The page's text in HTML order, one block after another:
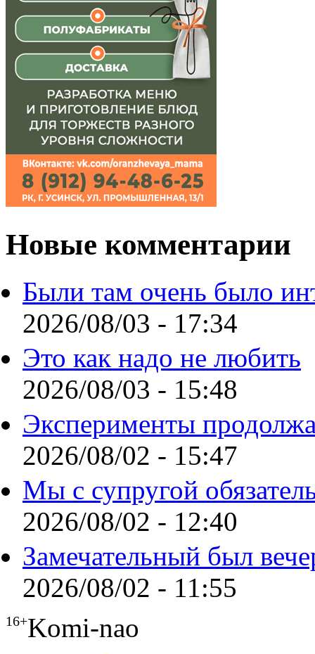
Новые комментарии
Были там очень было
2026/08/03 - 17:34
Это как надо не любить
2026/08/03 - 15:48
Эксперименты
2026/08/02 - 15:47
Мы с супругой
2026/08/02 - 12:40
Замечательный был
2026/08/02 - 11:55
16+Komi-nao